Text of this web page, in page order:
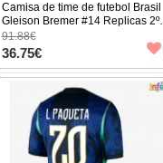
Camisa de time de futebol Brasil
Gleison Bremer #14 Replicas 2º
Equipamento Infantil Mundo 2026
Manga Curta (+ Calças curtas)
91.88€
36.75€